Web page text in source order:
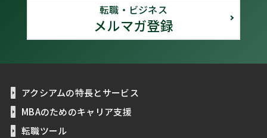
転職・ビジネス
メルマガ登録
アクシアムの特長とサービス
MBAのためのキャリア支援
転職ツール